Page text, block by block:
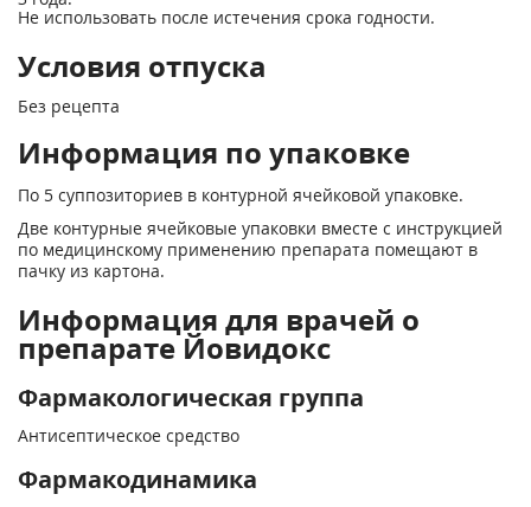
Не использовать после истечения срока годности.
Условия отпуска
Без рецепта
Информация по упаковке
По 5 суппозиториев в контурной ячейковой упаковке.
Две контурные ячейковые упаковки вместе с инструкцией
по медицинскому применению препарата помещают в
пачку из картона.
Информация для врачей о
препарате Йовидокс
Фармакологическая группа
Антисептическое средство
Фармакодинамика